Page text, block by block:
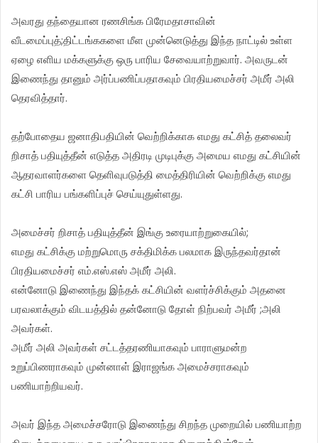
அவரது தந்தையான ரணசிங்க பிரேமதாசாவின்
வீடமைப்புத்;திட்டங்ககளை மீள முன்னெடுத்து இந்த நாட்டில் உள்ள
ஏழை எளிய மக்களுக்கு ஒரு பாரிய சேவையாற்றுவார். அவருடன்
இணைந்து தானும் அர்ப்பணிப்பதாகவும் பிரதியமைச்சர் அமீர் அலி
தெரவித்தார்.
தற்போதைய ஜனாதிபதியின் வெற்றிக்காக எமது கட்சித் தலைவர்
றிசாத் பதியுத்தீன் எடுத்த அதிரடி முடிபுக்கு அமைய எமது கட்சியின்
ஆதரவாளர்களை தெளிவுபடுத்தி மைத்திரியின் வெற்றிக்கு எமது
கட்சி பாரிய பங்களிப்புச் செய்யுதுள்ளது.
அமைச்சர் றிசாத் பதியுத்தீன் இங்கு உரையாற்றுகையில்;
எமது கட்சிக்கு மற்றுமொரு சக்திமிக்க பலமாக இருந்தவர்தான்
பிரதியமைச்சர் எம்.எஸ்.எஸ் அமீர் அலி.
என்னோடு இணைந்து இந்தக் கட்சியின் வளர்ச்சிக்கும் அதனை
பரவலாக்கும் விடயத்தில் தன்னோடு தோள் நிற்பவர் அமீர் ;அலி
அவர்கள்.
அமீர் அலி அவர்கள் சட்டத்தரணியாகவும் பாராளுமன்ற
உறுப்பிணராகவும் முன்னாள் இராஜங்க அமைச்சராகவும்
பணியாற்றியவர்.
அவர் இந்த அமைச்சரோடு இணைந்து சிறந்த முறையில் பணியாற்ற